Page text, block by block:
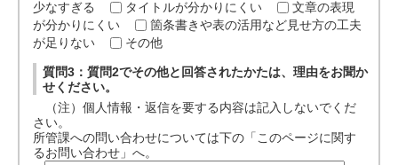
少なすぎる
タイトルが分かりにくい
文章の表現
が分かりにくい
箇条書きや表の活用など見せ方の工夫
が足りない
その他
質問3：質問2でその他と回答されたかたは、理由をお聞か
せください。
（注）個人情報・返信を要する内容は記入しないでくだ
さい。
所管課への問い合わせについては下の「このページに関す
るお問い合わせ」へ。